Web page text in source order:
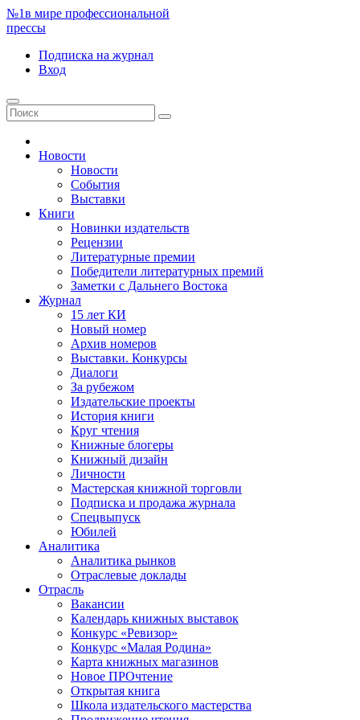
№1в мире профессиональной
прессы
Подписка на журнал
Вход
Новости
Новости
События
Выставки
Книги
Новинки издательств
Рецензии
Литературные премии
Победители литературных премий
Заметки с Дальнего Востока
Журнал
15 лет КИ
Новый номер
Архив номеров
Выставки. Конкурсы
Диалоги
За рубежом
Издательские проекты
История книги
Круг чтения
Книжные блогеры
Книжный дизайн
Личности
Мастерская книжной торговли
Подписка и продажа журнала
Спецвыпуск
Юбилей
Аналитика
Аналитика рынков
Отраслевые доклады
Отрасль
Вакансии
Календарь книжных выставок
Конкурс «Ревизор»
Конкурс «Малая Родина»
Карта книжных магазинов
Новое ПРОчтение
Открытая книга
Школа издательского мастерства